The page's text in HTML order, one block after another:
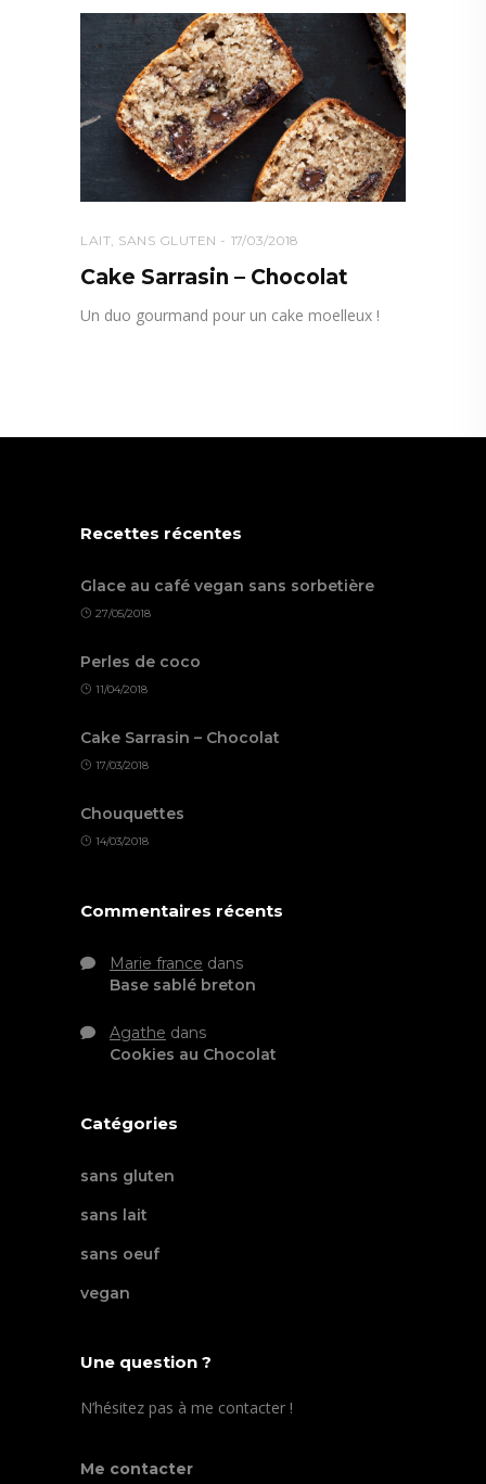
LAIT, SANS GLUTEN 17/03/2018
Cake Sarrasin – Chocolat
Un duo gourmand pour un cake moelleux !
Recettes récentes
Glace au café vegan sans sorbetière
27/05/2018
Perles de coco
11/04/2018
Cake Sarrasin – Chocolat
17/03/2018
Chouquettes
14/03/2018
Commentaires récents
Marie france dans
Base sablé breton
Agathe dans
Cookies au Chocolat
Catégories
sans gluten
sans lait
sans oeuf
vegan
Une question ?
N’hésitez pas à me contacter !
Me contacter